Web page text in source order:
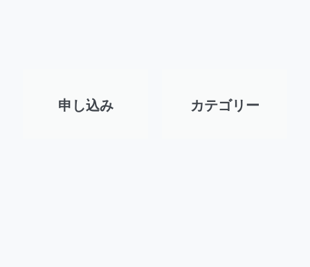
申し込み カテゴリー